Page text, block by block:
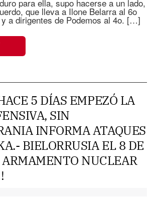
para ella, supo hacerse a un lado,
que lleva a Ilone Belarra al 6o
a dirigentes de Podemos al 4o. […]
5 DÍAS EMPEZÓ LA
SIN
INFORMA ATAQUES
BIELORRUSIA EL 8 DE
NUCLEAR